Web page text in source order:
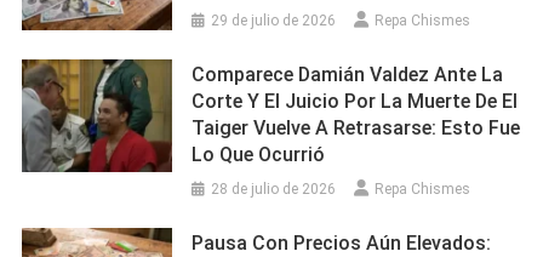
29 de julio de 2026 Repa Chismes
Comparece Damián Valdez Ante La
Corte Y El Juicio Por La Muerte De El
Taiger Vuelve A Retrasarse: Esto Fue
Lo Que Ocurrió
28 de julio de 2026 Repa Chismes
Pausa Con Precios Aún Elevados: